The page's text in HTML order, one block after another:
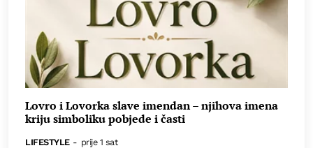
Lovro i Lovorka slave imendan – njihova imena
kriju simboliku pobjede i časti
LIFESTYLE - prije 1 sat